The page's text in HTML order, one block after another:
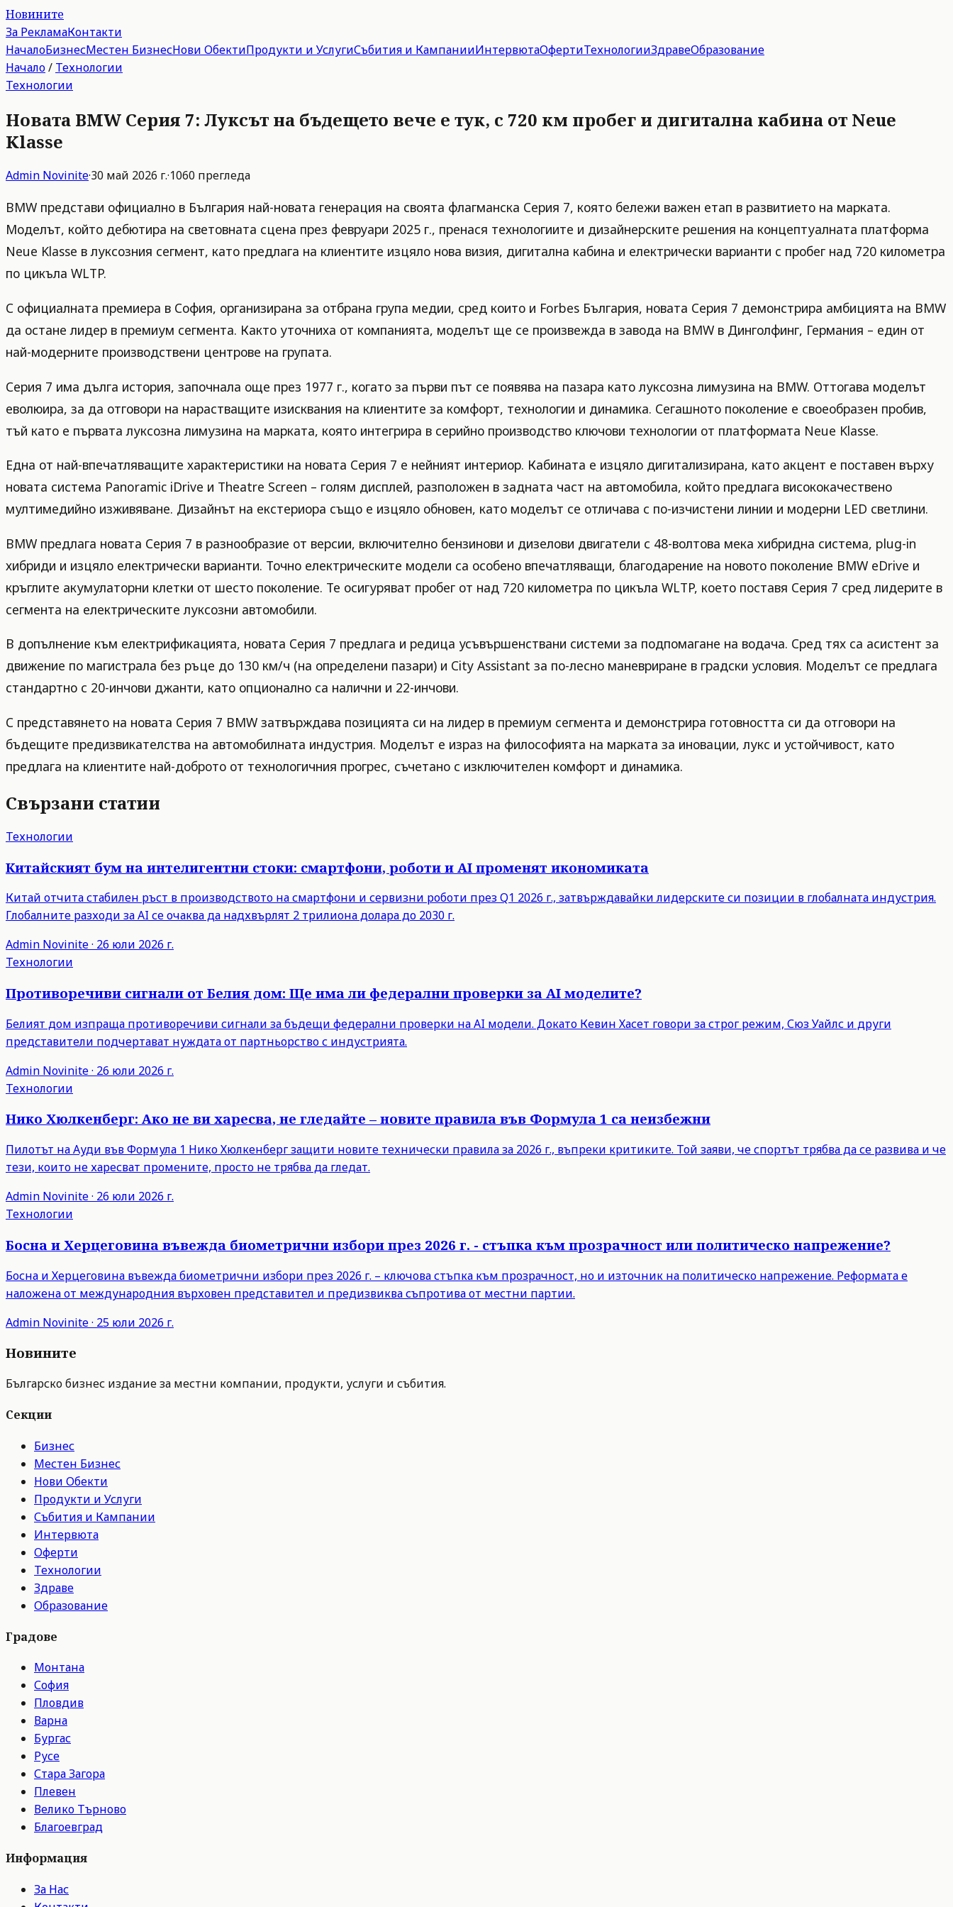
Новините
За РекламаКонтакти
НачалоБизнесМестен БизнесНови ОбектиПродукти и УслугиСъбития и КампанииИнтервютаОфертиТехнологииЗдравеОбразование
Начало/ Технологии
Технологии
Новата BMW Серия 7: Луксът на бъдещето вече е тук, с 720 км пробег и дигитална кабина от Neue
Klasse
Admin Novinite·30 май 2026 г.·1060 прегледа
BMW представи официално в България най-новата генерация на своята флагманска Серия 7, която бележи важен етап в развитието на марката.
Моделът, който дебютира на световната сцена през февруари 2025 г., пренася технологиите и дизайнерските решения на концептуалната платформа
Neue Klasse в луксозния сегмент, като предлага на клиентите изцяло нова визия, дигитална кабина и електрически варианти с пробег над 720 километра
по цикъла WLTP.
С официалната премиера в София, организирана за отбрана група медии, сред които и Forbes България, новата Серия 7 демонстрира амбицията на BMW
да остане лидер в премиум сегмента. Както уточниха от компанията, моделът ще се произвежда в завода на BMW в Динголфинг, Германия – един от
най-модерните производствени центрове на групата.
Серия 7 има дълга история, започнала още през 1977 г., когато за първи път се появява на пазара като луксозна лимузина на BMW. Оттогава моделът
еволюира, за да отговори на нарастващите изисквания на клиентите за комфорт, технологии и динамика. Сегашното поколение е своеобразен пробив,
тъй като е първата луксозна лимузина на марката, която интегрира в серийно производство ключови технологии от платформата Neue Klasse.
Една от най-впечатляващите характеристики на новата Серия 7 е нейният интериор. Кабината е изцяло дигитализирана, като акцент е поставен върху
новата система Panoramic iDrive и Theatre Screen – голям дисплей, разположен в задната част на автомобила, който предлага висококачествено
мултимедийно изживяване. Дизайнът на екстериора също е изцяло обновен, като моделът се отличава с по-изчистени линии и модерни LED светлини.
BMW предлага новата Серия 7 в разнообразие от версии, включително бензинови и дизелови двигатели с 48-волтова мека хибридна система, plug-in
хибриди и изцяло електрически варианти. Точно електрическите модели са особено впечатляващи, благодарение на новото поколение BMW eDrive и
кръглите акумулаторни клетки от шесто поколение. Те осигуряват пробег от над 720 километра по цикъла WLTP, което поставя Серия 7 сред лидерите в
сегмента на електрическите луксозни автомобили.
В допълнение към електрификацията, новата Серия 7 предлага и редица усъвършенствани системи за подпомагане на водача. Сред тях са асистент за
движение по магистрала без ръце до 130 км/ч (на определени пазари) и City Assistant за по-лесно маневриране в градски условия. Моделът се предлага
стандартно с 20-инчови джанти, като опционално са налични и 22-инчови.
С представянето на новата Серия 7 BMW затвърждава позицията си на лидер в премиум сегмента и демонстрира готовността си да отговори на
бъдещите предизвикателства на автомобилната индустрия. Моделът е израз на философията на марката за иновации, лукс и устойчивост, като
предлага на клиентите най-доброто от технологичния прогрес, съчетано с изключителен комфорт и динамика.
Свързани статии
Технологии
Китайският бум на интелигентни стоки: смартфони, роботи и AI променят икономиката
Китай отчита стабилен ръст в производството на смартфони и сервизни роботи през Q1 2026 г., затвърждавайки лидерските си позиции в глобалната индустрия.
Глобалните разходи за AI се очаква да надхвърлят 2 трилиона долара до 2030 г.
Admin Novinite· 26 юли 2026 г.
Технологии
Противоречиви сигнали от Белия дом: Ще има ли федерални проверки за AI моделите?
Белият дом изпраща противоречиви сигнали за бъдещи федерални проверки на AI модели. Докато Кевин Хасет говори за строг режим, Сюз Уайлс и други
представители подчертават нуждата от партньорство с индустрията.
Admin Novinite· 26 юли 2026 г.
Технологии
Нико Хюлкенберг: Ако не ви харесва, не гледайте – новите правила във Формула 1 са неизбежни
Пилотът на Ауди във Формула 1 Нико Хюлкенберг защити новите технически правила за 2026 г., въпреки критиките. Той заяви, че спортът трябва да се развива и че
тези, които не харесват промените, просто не трябва да гледат.
Admin Novinite· 26 юли 2026 г.
Технологии
Босна и Херцеговина въвежда биометрични избори през 2026 г. - стъпка към прозрачност или политическо напрежение?
Босна и Херцеговина въвежда биометрични избори през 2026 г. – ключова стъпка към прозрачност, но и източник на политическо напрежение. Реформата е
наложена от международния върховен представител и предизвиква съпротива от местни партии.
Admin Novinite· 25 юли 2026 г.
Новините
Българско бизнес издание за местни компании, продукти, услуги и събития.
Секции
Бизнес
Местен Бизнес
Нови Обекти
Продукти и Услуги
Събития и Кампании
Интервюта
Оферти
Технологии
Здраве
Образование
Градове
Монтана
София
Пловдив
Варна
Бургас
Русе
Стара Загора
Плевен
Велико Търново
Благоевград
Информация
За Нас